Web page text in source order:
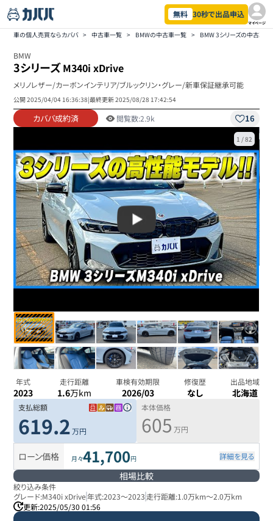
無料 30秒で出品申込
マイページ
車の個人売買ならカババ > 中古車一覧 > BMWの中古車一覧 > BMW 3シリーズの中古車
BMW
3シリーズM340i xDrive
メリノレザー/カーボンインテリア/ブルックリン・グレー/新車保証継承可能
公開2025/04/04 16:36:38|最終更新2025/08/28 17:42:54
カババ成約済 閲覧数:2.9k 16
1 /82
年式
2023
走行距離
1.6万km
車検有効期限
2026/03
修復歴
なし
出品地域
北海道
支払総額
619.2 万円
本体価格
605 万円
ローン価格 月々41,700円 詳細を見る
相場比較
絞り込み条件
グレード:M340i xDrive 年式:2023～2023 走行距離:1.0万km～2.0万km
更新:2025/05/30 01:56